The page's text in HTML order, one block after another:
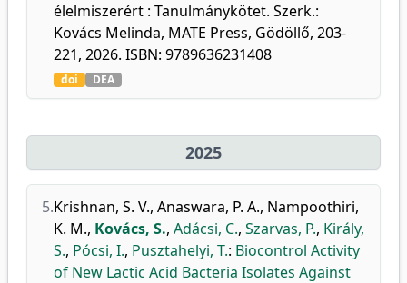
élelmiszerért : Tanulmánykötet. Szerk.:
Kovács Melinda, MATE Press, Gödöllő, 203-
221, 2026. ISBN: 9789636231408
doi DEA
2025
5.Krishnan, S. V., Anaswara, P. A., Nampoothiri,
K. M., Kovács, S., Adácsi, C., Szarvas, P., Király,
S., Pócsi, I., Pusztahelyi, T.: Biocontrol Activity
of New Lactic Acid Bacteria Isolates Against